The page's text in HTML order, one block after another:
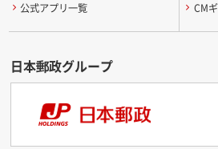
公式アプリ一覧 CM